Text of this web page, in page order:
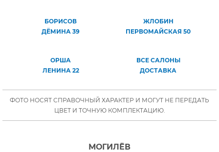
БОРИСОВ
ДЁМИНА 39
ЖЛОБИН
ПЕРВОМАЙСКАЯ 50
ОРША
ЛЕНИНА 22
ВСЕ САЛОНЫ
ДОСТАВКА
ФОТО НОСЯТ СПРАВОЧНЫЙ ХАРАКТЕР И МОГУТ НЕ ПЕРЕДАТЬ
ЦВЕТ И ТОЧНУЮ КОМПЛЕКТАЦИЮ.
МОГИЛЁВ